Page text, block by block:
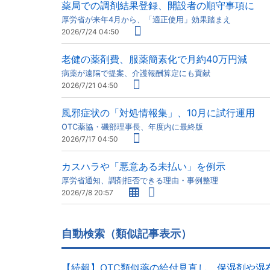
薬局での調剤結果登録、開設者の順守事項に
厚労省が来年4月から、「適正使用」効果踏まえ
2026/7/24 04:50
老健の薬剤費、服薬簡素化で月約40万円減
病薬が遠隔で提案、介護報酬算定にも貢献
2026/7/21 04:50
風邪症状の「対処情報集」、10月に試行運用
OTC薬協・磯部理事長、年度内に最終版
2026/7/17 04:50
カスハラや「悪意ある未払い」を例示
厚労省通知、調剤拒否できる理由・事例整理
2026/7/8 20:57
自動検索（類似記事表示）